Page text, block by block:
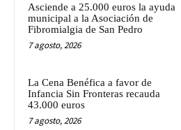
Asciende a 25.000 euros la ayuda
municipal a la Asociación de
Fibromialgia de San Pedro
7 agosto, 2026
La Cena Benéfica a favor de
Infancia Sin Fronteras recauda
43.000 euros
7 agosto, 2026